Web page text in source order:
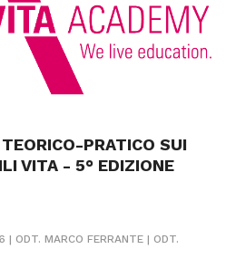
PRATICO SUI
VITA - 5° EDIZIONE
ODT. MARCO FERRANTE | ODT.